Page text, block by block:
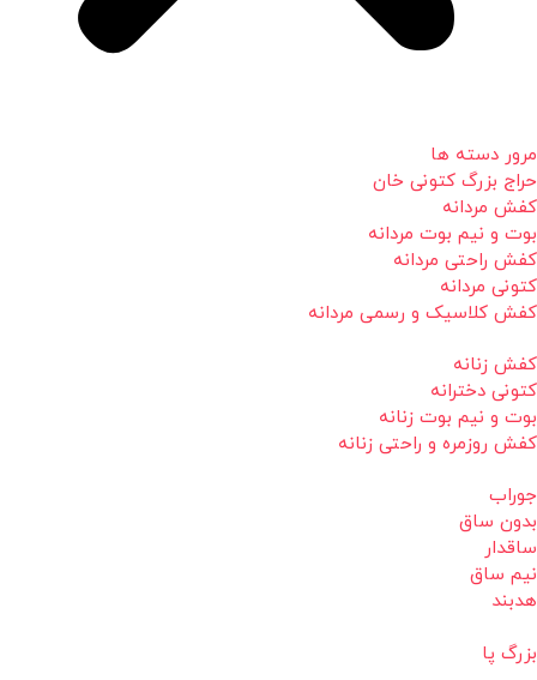
مرور دسته ها
حراج بزرگ کتونی خان
کفش مردانه
بوت و نیم بوت مردانه
کفش راحتی مردانه
کتونی مردانه
کفش کلاسیک و رسمی مردانه
کفش زنانه
کتونی دخترانه
بوت و نیم بوت زنانه
کفش روزمره و راحتی زنانه
جوراب
بدون ساق
ساقدار
نیم ساق
هدبند
بزرگ پا